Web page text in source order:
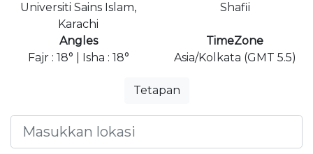
Universiti Sains Islam,
Karachi
Shafii
Angles
Fajr : 18° | Isha : 18°
TimeZone
Asia/Kolkata (GMT 5.5)
Tetapan